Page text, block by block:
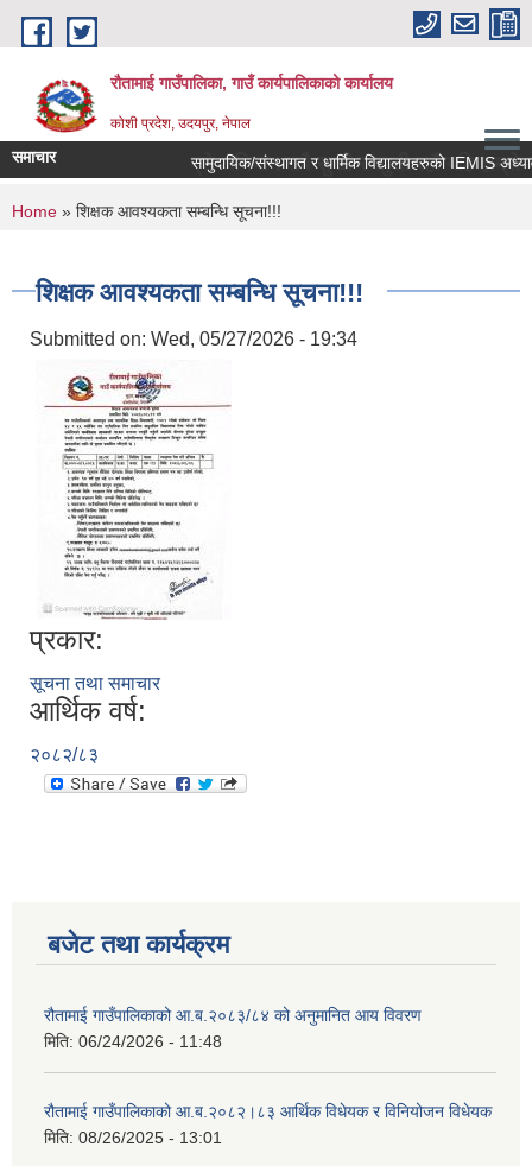
Skip to main content
रौतामाई गाउँपालिका, गाउँ कार्यपालिकाको कार्यालय
कोशी प्रदेश, उदयपुर, नेपाल
गाउँपालिका हाम्रो अभियान सबै सुखी र खुसी रहौं यहि हाम्रो पहिचान"
समाचार
You are here
Home » शिक्षक आवश्यकता सम्बन्धि सूचना!!!
शिक्षक आवश्यकता सम्बन्धि सूचना!!!
Submitted on: Wed, 05/27/2026 - 19:34
प्रकार:
सूचना तथा समाचार
आर्थिक वर्ष:
२०८२/८३
बजेट तथा कार्यक्रम
रौतामाई गाउँपालिकाको आ.ब.२०८३/८४ को अनुमानित आय विवरण
मिति: 06/24/2026 - 11:48
रौतामाई गाउँपालिकाको आ.ब.२०८२।८३ आर्थिक विधेयक र विनियोजन विधेयक
मिति: 08/26/2025 - 13:01